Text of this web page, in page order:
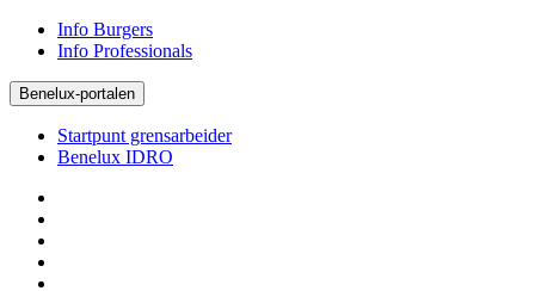
Info Burgers
Info Professionals
Benelux-portalen
Startpunt grensarbeider
Benelux IDRO